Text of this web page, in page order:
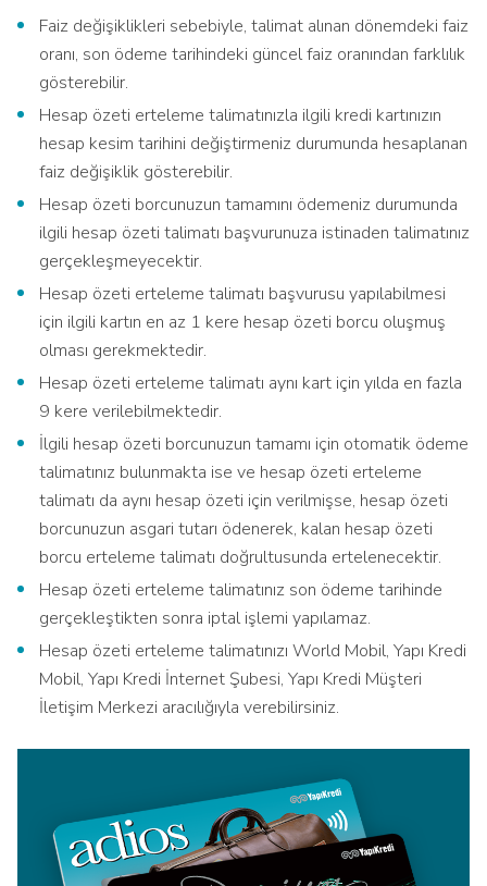
Faiz değişiklikleri sebebiyle, talimat alınan dönemdeki faiz
oranı, son ödeme tarihindeki güncel faiz oranından farklılık
gösterebilir.
Hesap özeti erteleme talimatınızla ilgili kredi kartınızın
hesap kesim tarihini değiştirmeniz durumunda hesaplanan
faiz değişiklik gösterebilir.
Hesap özeti borcunuzun tamamını ödemeniz durumunda
ilgili hesap özeti talimatı başvurunuza istinaden talimatınız
gerçekleşmeyecektir.
Hesap özeti erteleme talimatı başvurusu yapılabilmesi
için ilgili kartın en az 1 kere hesap özeti borcu oluşmuş
olması gerekmektedir.
Hesap özeti erteleme talimatı aynı kart için yılda en fazla
9 kere verilebilmektedir.
İlgili hesap özeti borcunuzun tamamı için otomatik ödeme
talimatınız bulunmakta ise ve hesap özeti erteleme
talimatı da aynı hesap özeti için verilmişse, hesap özeti
borcunuzun asgari tutarı ödenerek, kalan hesap özeti
borcu erteleme talimatı doğrultusunda ertelenecektir.
Hesap özeti erteleme talimatınız son ödeme tarihinde
gerçekleştikten sonra iptal işlemi yapılamaz.
Hesap özeti erteleme talimatınızı World Mobil, Yapı Kredi
Mobil, Yapı Kredi İnternet Şubesi, Yapı Kredi Müşteri
İletişim Merkezi aracılığıyla verebilirsiniz.